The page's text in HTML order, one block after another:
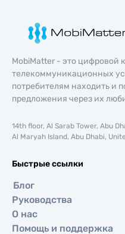
MobiMatter - это цифровой
телекоммуникационных
потребителям находить и
предложения через их
14th floor, Al Sarab Tower, Abu
Al Maryah Island, Abu Dhabi,
Быстрые ссылки
Блог
Руководства
О нас
Помощь и поддержка